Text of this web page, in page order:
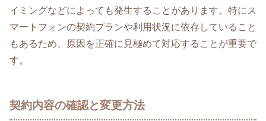
イミングなどによっても発生することがあります。特にス
マートフォンの契約プランや利用状況に依存していること
もあるため、原因を正確に見極めて対応することが重要で
す。
契約内容の確認と変更方法